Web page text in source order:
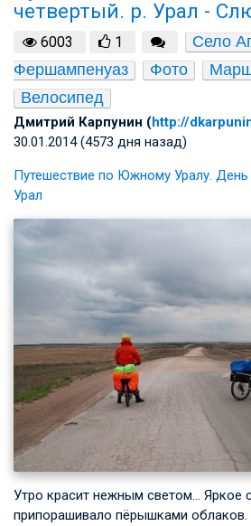
четвертый. р. Урал -
6003 1 Село
Фершампенуаз
Фото
Велосипед
Дмитрий Карпунин (http://
30.01.2014 (4573 дня назад)
Путешествие по Южному Уралу.
Урал
Утро красит нежным светом… Яркое
припорашивало пёрышками